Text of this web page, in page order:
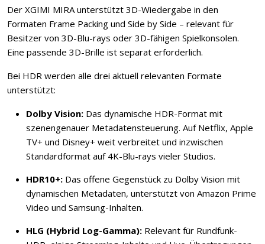
Der XGIMI MIRA unterstützt 3D-Wiedergabe in den
Formaten Frame Packing und Side by Side – relevant für
Besitzer von 3D-Blu-rays oder 3D-fähigen Spielkonsolen.
Eine passende 3D-Brille ist separat erforderlich.
Bei HDR werden alle drei aktuell relevanten Formate
unterstützt:
Dolby Vision: Das dynamische HDR-Format mit
szenengenauer Metadatensteuerung. Auf Netflix, Apple
TV+ und Disney+ weit verbreitet und inzwischen
Standardformat auf 4K-Blu-rays vieler Studios.
HDR10+: Das offene Gegenstück zu Dolby Vision mit
dynamischen Metadaten, unterstützt von Amazon Prime
Video und Samsung-Inhalten.
HLG (Hybrid Log-Gamma): Relevant für Rundfunk-